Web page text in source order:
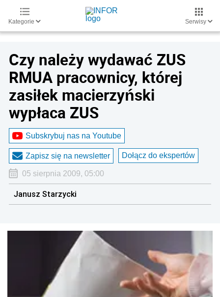
Kategorie Serwisy
Czy należy wydawać ZUS
RMUA pracownicy, której
zasiłek macierzyński
wypłaca ZUS
Subskrybuj nas na Youtube
Zapisz się na newsletter Dołącz do ekspertów
05 sierpnia 2009, 05:00
Janusz Starzycki